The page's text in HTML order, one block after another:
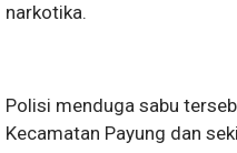
narkotika.
Polisi menduga sabu
Kecamatan Payung dan